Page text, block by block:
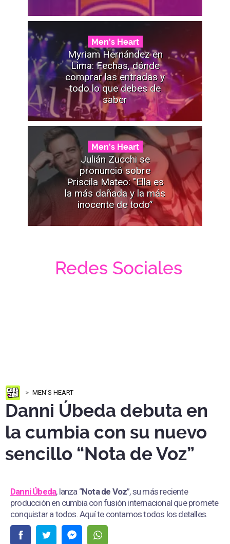
Men's Heart
Myriam Hernández en
Lima: Fechas, dónde
comprar las entradas y
todo lo que debes de
saber
Men's Heart
Julián Zucchi se
pronunció sobre
Priscila Mateo: "Ella es
la más dañada y la más
inocente de todo”
Redes Sociales
MEN'S HEART
Danni Úbeda debuta en
la cumbia con su nuevo
sencillo “Nota de Voz”
Danni Úbeda, lanza “Nota de Voz”, su más reciente
producción en cumbia con fusión internacional que promete
conquistar a todos. Aquí te contamos todos los detalles.